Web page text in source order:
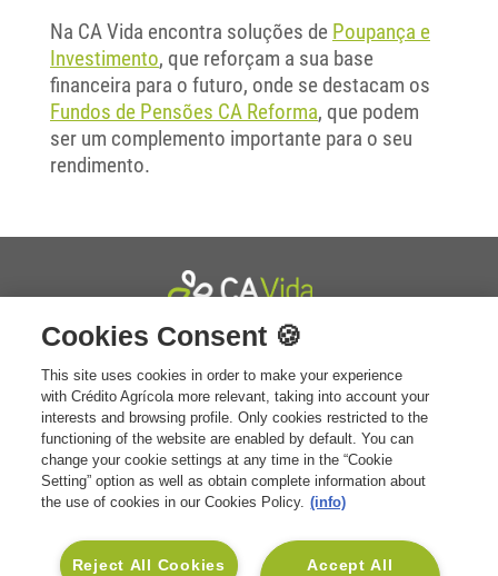
Na CA Vida encontra soluções de Poupança e
Investimento, que reforçam a sua base
financeira para o futuro, onde se destacam os
Fundos de Pensões CA Reforma, que podem
ser um complemento importante para o seu
rendimento.
+351 211 111 800
Contacto Geral: Custo de chamada para
rede fixa nacional. Atendimento das
8h30 às 17h30 - dias úteis.
Envie-nos uma mensagem
As suas dúvidas serão esclarecidas o
mais breve possível.
+351 211 111 801
chamada para rede fixa nacional.
Atendimento todos os dias | 24h.
Cookies Consent 🍪
This site uses cookies in order to make your experience
with Crédito Agrícola more relevant, taking into account your
interests and browsing profile. Only cookies restricted to the
functioning of the website are enabled by default. You can
change your cookie settings at any time in the “Cookie
Setting” option as well as obtain complete information about
the use of cookies in our Cookies Policy. (info)
Accept All
Reject All Cookies